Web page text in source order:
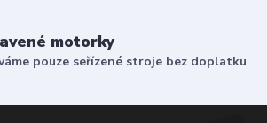
motorky
pouze seřízené stroje bez doplatku